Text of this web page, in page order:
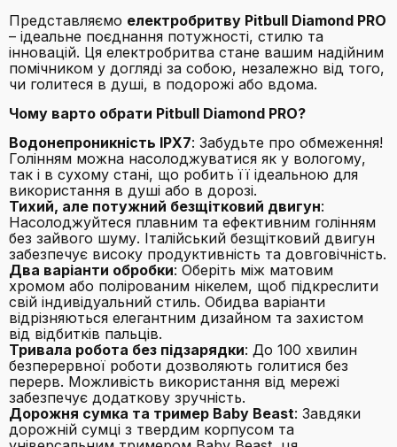
Представляємо електробритву Pitbull Diamond PRO
– ідеальне поєднання потужності, стилю та
інновацій. Ця електробритва стане вашим надійним
помічником у догляді за собою, незалежно від того,
чи голитеся в душі, в подорожі або вдома.
Чому варто обрати Pitbull Diamond PRO?
Водонепроникність IPX7: Забудьте про обмеження!
Голінням можна насолоджуватися як у вологому,
так і в сухому стані, що робить її ідеальною для
використання в душі або в дорозі.
Тихий, але потужний безщітковий двигун:
Насолоджуйтеся плавним та ефективним голінням
без зайвого шуму. Італійський безщітковий двигун
забезпечує високу продуктивність та довговічність.
Два варіанти обробки: Оберіть між матовим
хромом або полірованим нікелем, щоб підкреслити
свій індивідуальний стиль. Обидва варіанти
відрізняються елегантним дизайном та захистом
від відбитків пальців.
Тривала робота без підзарядки: До 100 хвилин
безперервної роботи дозволяють голитися без
перерв. Можливість використання від мережі
забезпечує додаткову зручність.
Дорожня сумка та тример Baby Beast: Завдяки
дорожній сумці з твердим корпусом та